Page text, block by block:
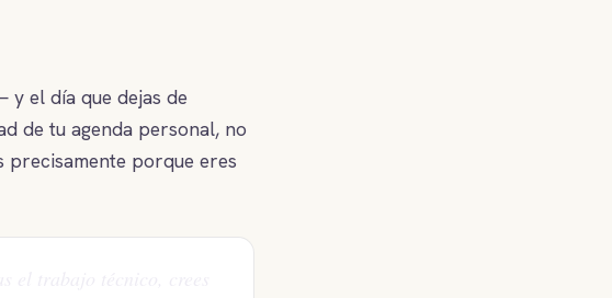
el día que dejas de
de tu agenda personal, no
precisamente porque eres